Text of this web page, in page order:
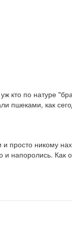
кто по натуре
пшеками, как
и просто никому
напоролись. Как